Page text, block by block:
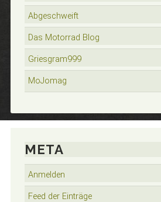
Abgeschweift
Das Motorrad Blog
Griesgram999
MoJomag
META
Anmelden
Feed der Einträge